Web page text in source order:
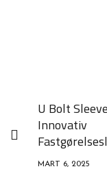
U Bolt
Innovativ
MART 6, 2025